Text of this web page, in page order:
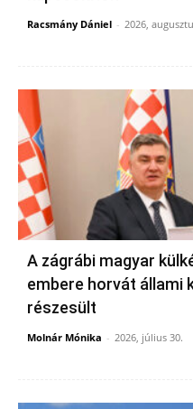
Racsmány Dániel - 2026,
A zágrábi magyar
embere horvát állami
részesült
Molnár Mónika - 2026, július 30.